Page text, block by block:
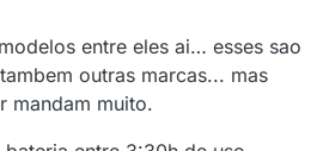
entre eles ai… esses sao
outras marcas... mas
mandam muito.